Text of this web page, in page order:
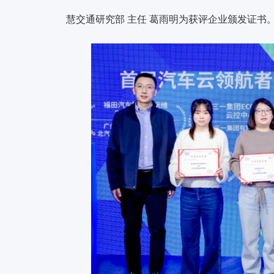
慧交通研究部 主任 葛雨明为获评企业颁发证书